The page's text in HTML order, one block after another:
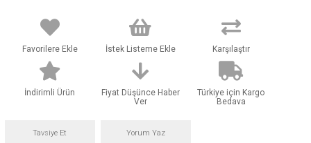
Favorilere Ekle İstek Listeme Ekle Karşılaştır
İndirimli Ürün
Fiyat Düşünce Haber
Ver
Türkiye için Kargo
Bedava
Tavsiye Et Yorum Yaz